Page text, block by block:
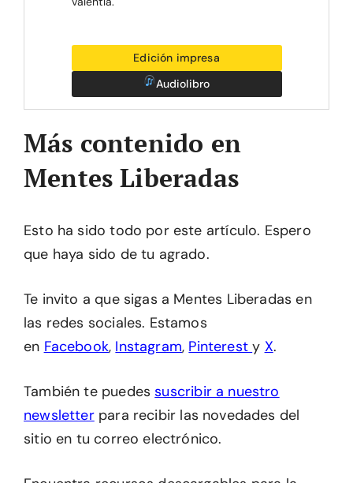
Edición impresa
Audiolibro
Más contenido en
Mentes Liberadas
Esto ha sido todo por este artículo. Espero
que haya sido de tu agrado.
Te invito a que sigas a Mentes Liberadas en
las redes sociales. Estamos
en Facebook, Instagram, Pinteresty X.
También te puedessuscribir a nuestro
newsletterpara recibir las novedades del
sitio en tu correo electrónico.